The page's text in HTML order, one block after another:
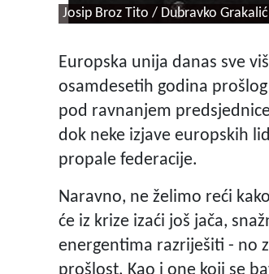
Josip Broz Tito / Dubravko Grakalić
Europska unija danas sve
osamdesetih godina
pod ravnanjem
dok neke izjave europskih
propale federacije.
Naravno, ne želimo reći
će iz krize izaći još jača,
energentima razriješiti - no